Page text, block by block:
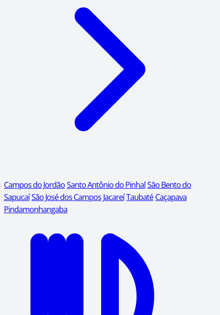
Campos do JordãoSanto Antônio do PinhalSão Bento do
SapucaíSão José dos Campos JacareíTaubaté Caçapava
Pindamonhangaba